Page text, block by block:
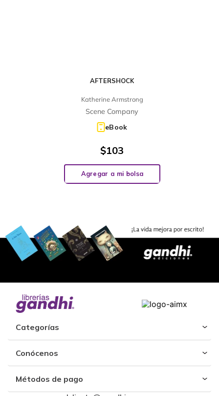
AFTERSHOCK
Katherine Armstrong
Scene Company
eBook
$103
Agregar a mi bolsa
Categorías
Conócenos
Métodos de pago